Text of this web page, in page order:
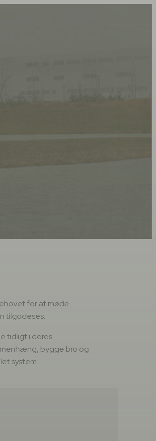
for at møde
tilgodeses.
tidligt i deres
bygge bro og
system.